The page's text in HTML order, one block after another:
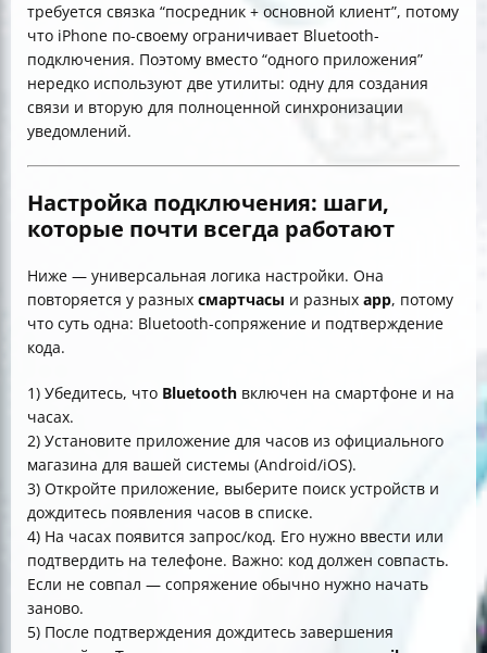
требуется связка “посредник + основной клиент”, потому
что iPhone по-своему ограничивает Bluetooth-
подключения. Поэтому вместо “одного приложения”
нередко используют две утилиты: одну для создания
связи и вторую для полноценной синхронизации
уведомлений.
Настройка подключения: шаги,
которые почти всегда работают
Ниже — универсальная логика настройки. Она
повторяется у разных смартчасы и разных app, потому
что суть одна: Bluetooth-сопряжение и подтверждение
кода.
1) Убедитесь, что Bluetooth включен на смартфонe и на
часах.
2) Установите приложение для часов из официального
магазина для вашей системы (Android/iOS).
3) Откройте приложение, выберите поиск устройств и
дождитесь появления часов в списке.
4) На часах появится запрос/код. Его нужно ввести или
подтвердить на телефоне. Важно: код должен совпасть.
Если не совпал — сопряжение обычно нужно начать
заново.
5) После подтверждения дождитесь завершения